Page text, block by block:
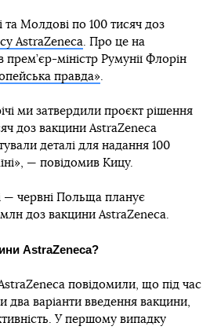
та Молдові по 100 тисяч доз
AstraZeneca. Про це на
прем’єр-міністр Румунії Флорін
правда».
ми затвердили проєкт рішення
доз вакцини AstraZeneca
деталі для надання 100
— повідомив Кицу.
— червні Польща планує
млн доз вакцини AstraZeneca.
AstraZeneca?
повідомили, що під час
два варіанти введення вакцини,
У першому випадку